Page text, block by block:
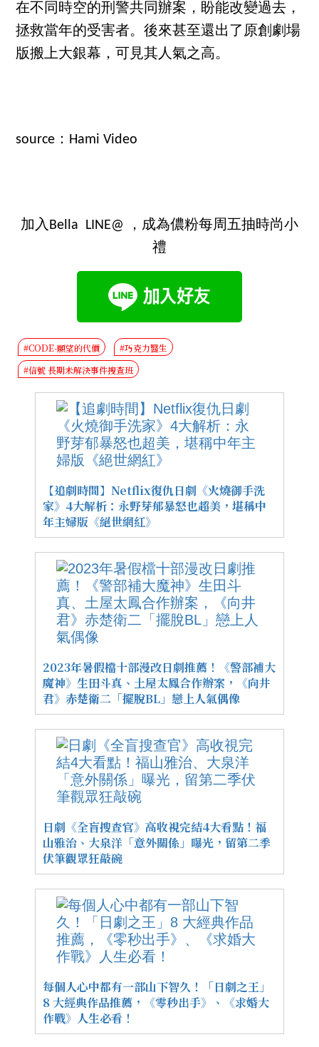
在不同時空的刑警共同辦案，盼能改變過去，
拯救當年的受害者。後來甚至還出了原創劇場
版搬上大銀幕，可見其人氣之高。
source：Hami Video
加入Bella LINE@ ，成為儂粉每周五抽時尚小
禮
#CODE-願望的代價
#巧克力醫生
#信號 長期未解決事件搜查班
【追劇時間】Netflix復仇日劇《火燒御手洗
家》4大解析：永野芽郁暴怒也超美，堪稱中
年主婦版《絕世網紅》
2023年暑假檔十部漫改日劇推薦！《警部補大
魔神》生田斗真、土屋太鳳合作辦案，《向井
君》赤楚衛二「擺脫BL」戀上人氣偶像
日劇《全盲搜查官》高收視完結4大看點！福
山雅治、大泉洋「意外關係」曝光，留第二季
伏筆觀眾狂敲碗
每個人心中都有一部山下智久！「日劇之王」
8 大經典作品推薦，《零秒出手》、《求婚大
作戰》人生必看！